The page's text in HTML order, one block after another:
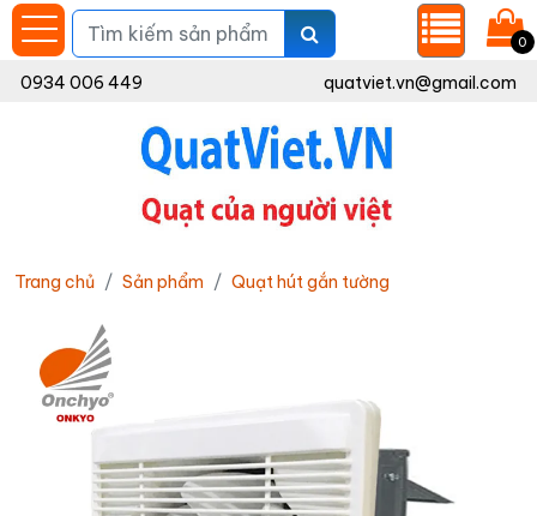
0
0934 006 449 quatviet.vn@gmail.com
Trang chủ Sản phẩm Quạt hút gắn tường